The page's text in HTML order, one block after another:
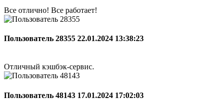
Все отлично! Все работает!
Пользователь 28355 22.01.2024 13:38:23
Отличный кэшбэк-сервис.
Пользователь 48143 17.01.2024 17:02:03